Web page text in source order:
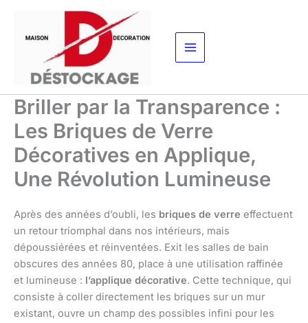
contenu
Briller par la Transparence :
Les Briques de Verre
Décoratives en Applique,
Une Révolution Lumineuse
Après des années d’oubli, les briques de verre effectuent
un retour triomphal dans nos intérieurs, mais
dépoussiérées et réinventées. Exit les salles de bain
obscures des années 80, place à une utilisation raffinée
et lumineuse : l’applique décorative. Cette technique, qui
consiste à coller directement les briques sur un mur
existant, ouvre un champ des possibles infini pour les